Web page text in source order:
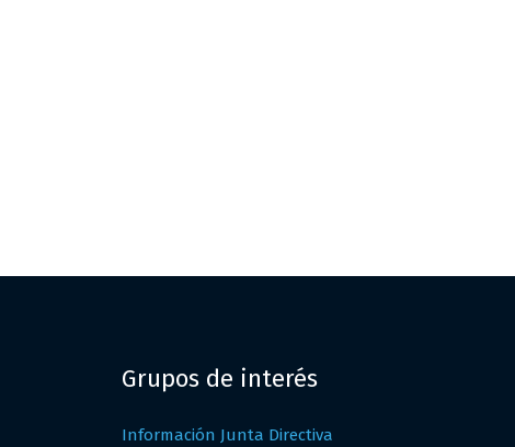
Grupos de interés
Información Junta Directiva